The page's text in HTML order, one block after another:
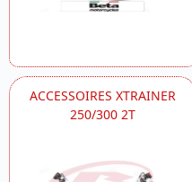
ACCESSOIRES XTRAINER
250/300 2T